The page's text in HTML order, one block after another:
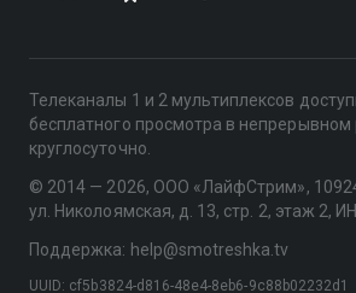
Телеканалы 1 и 2 мультиплексов
бесплатного просмотра в
круглосуточно.
© 2014 — 2026, ООО «ЛайфСтрим»,
ул. Николоямская, д. 13, стр. 2, этаж 2,
Поддержка: help@smotreshka.tv
UUID: cf5b3824-d816-48e4-8eb6-9c88b02232d1